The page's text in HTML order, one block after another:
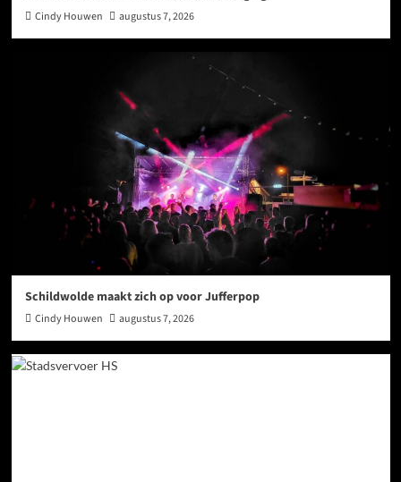
Cindy Houwen augustus 7, 2026
Schildwolde maakt zich op voor Jufferpop
Cindy Houwen augustus 7, 2026